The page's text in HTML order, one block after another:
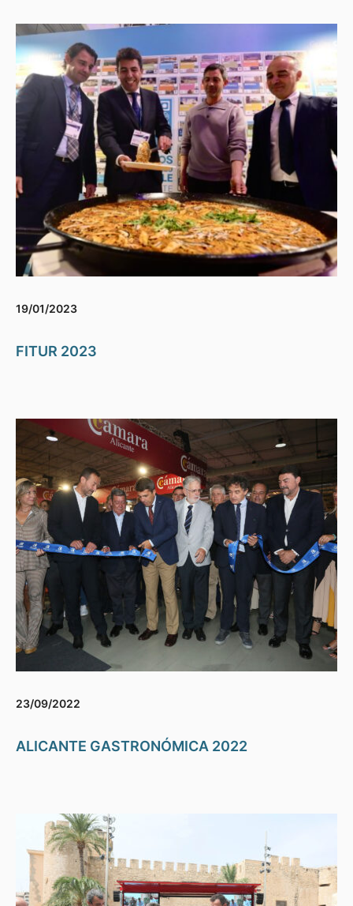
19/01/2023
FITUR 2023
23/09/2022
ALICANTE GASTRONÓMICA 2022